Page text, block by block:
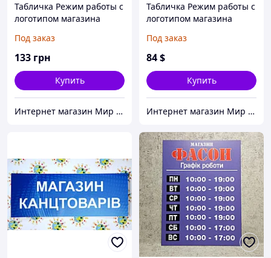
Табличка Режим работы с
логотипом магазина
Под заказ
133 грн
Купить
Интернет магазин Мир стендов. Товары из Украины
Табличка Режим работы с
логотипом магазина
Под заказ
84$
Купить
Интернет магазин Мир стендов. Товары из Украины